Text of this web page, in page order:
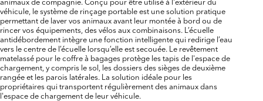
véhicule, le système de rinçage portable est une solution pratique
permettant de laver vos animaux avant leur montée à bord ou de
rincer vos équipements, des vélos aux combinaisons. L’écuelle
antidébordement intègre une fonction intelligente qui redirige l’eau
vers le centre de l’écuelle lorsqu’elle est secouée. Le revêtement
matelassé pour le coffre à bagages protège les tapis de l'espace de
chargement, y compris le sol, les dossiers des sièges de deuxième
rangée et les parois latérales. La solution idéale pour les
propriétaires qui transportent régulièrement des animaux dans
l'espace de chargement de leur véhicule.